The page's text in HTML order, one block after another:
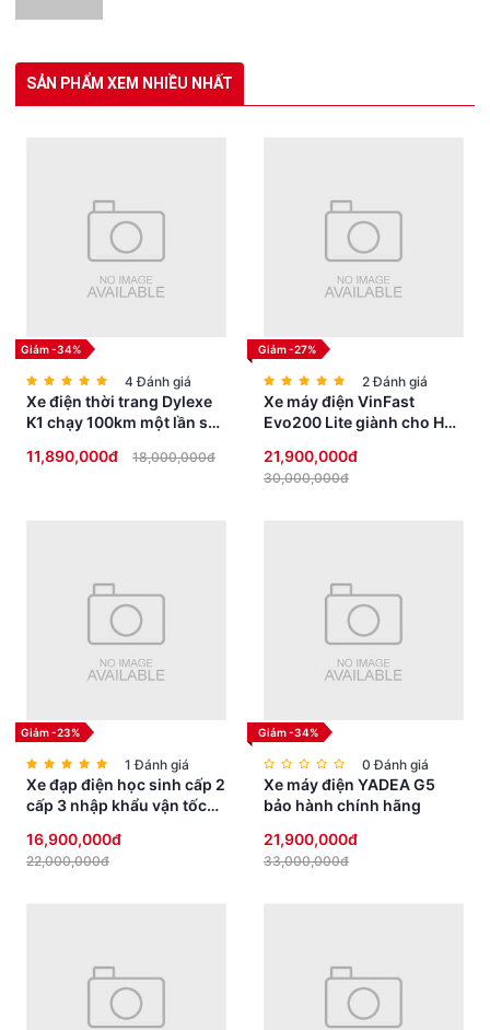
SẢN PHẨM XEM NHIỀU NHẤT
Giảm -34%
4 Đánh giá
Xe điện thời trang Dylexe
K1 chạy 100km một lần sạc
11,890,000đ 18,000,000đ
Giảm -27%
2 Đánh giá
Xe máy điện VinFast
Evo200 Lite giành cho Học
21,900,000đ
30,000,000đ
Giảm -23%
1 Đánh giá
Xe đạp điện học sinh cấp 2
cấp 3 nhập khẩu vận tốc
16,900,000đ
22,000,000đ
Giảm -34%
0 Đánh giá
Xe máy điện YADEA G5
bảo hành chính hãng
21,900,000đ
33,000,000đ